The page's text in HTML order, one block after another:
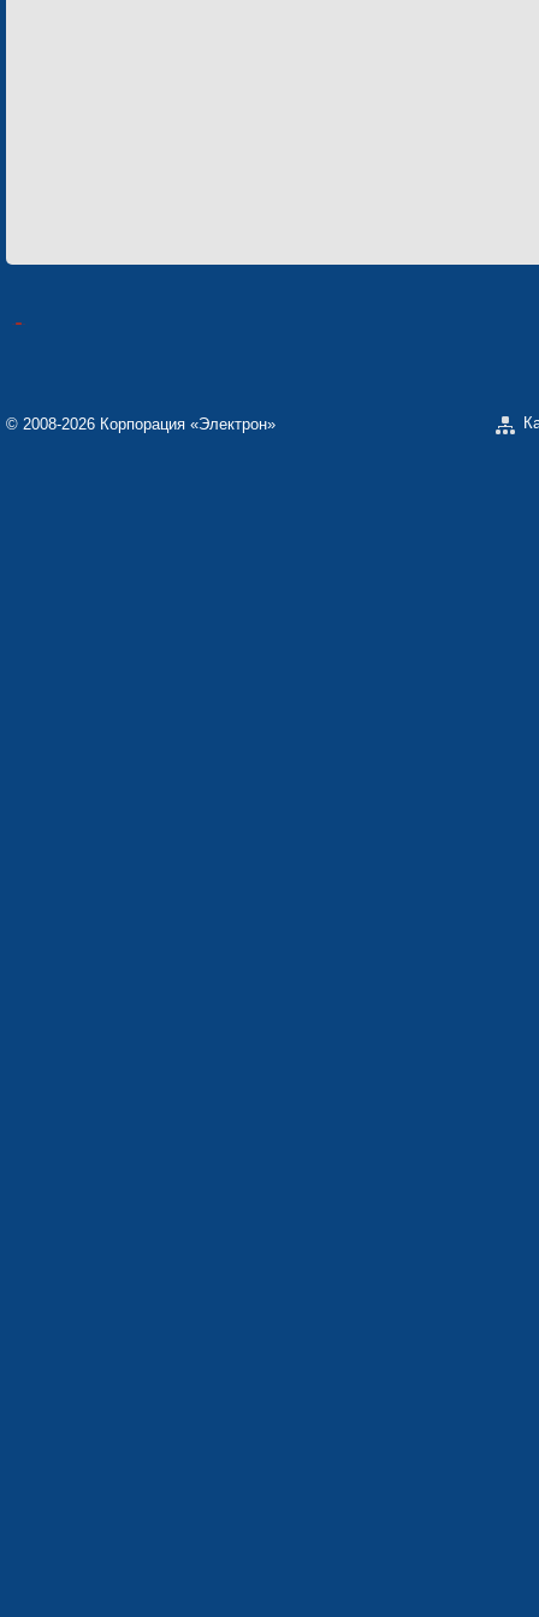
© 2008-2026 Корпорация «Электрон»